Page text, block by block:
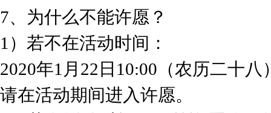
7、为什么不能许愿？
1）若不在活动时间：
2020年1月22日10:00（农历二十
请在活动期间进入许愿。